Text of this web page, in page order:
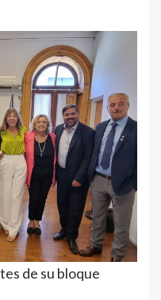
de su bloque